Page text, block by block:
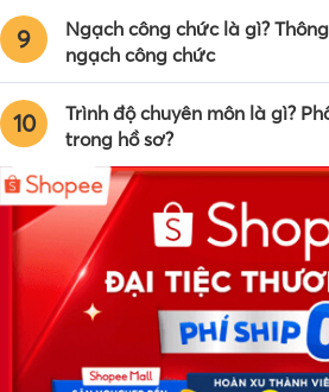
9
Ngạch công chức là gì?
ngạch công chức
10
Trình độ chuyên môn là gì?
trong hồ sơ?
Công ty TNHH
Địa chỉ: Số 81, ngõ 68, đường Cầu
Hoa, Quận Cầu Giấy, TP Hà